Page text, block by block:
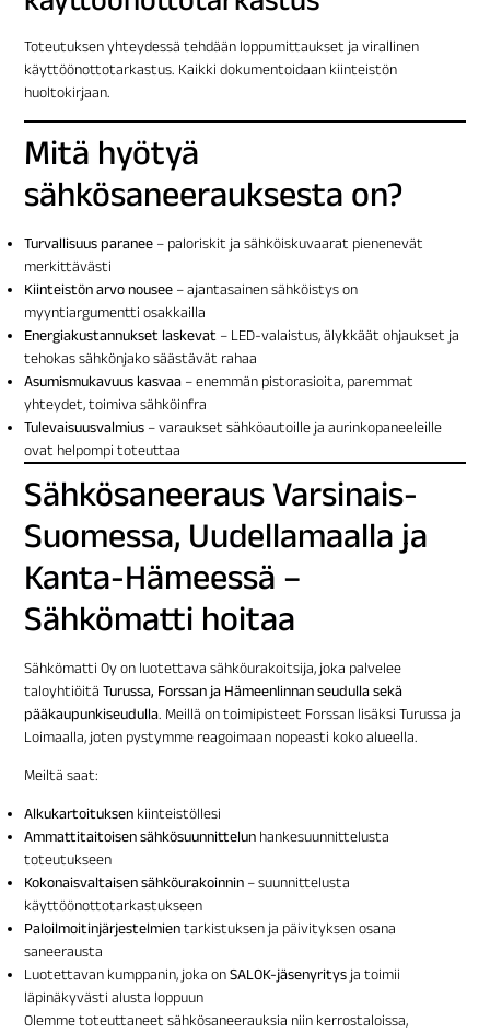
Toteutuksen yhteydessä tehdään loppumittaukset ja virallinen
käyttöönottotarkastus. Kaikki dokumentoidaan kiinteistön
huoltokirjaan.
Mitä hyötyä
sähkösaneerauksesta on?
Turvallisuus paranee – paloriskit ja sähköiskuvaarat pienenevät
merkittävästi
Kiinteistön arvo nousee – ajantasainen sähköistys on
myyntiargumentti osakkailla
Energiakustannukset laskevat – LED-valaistus, älykkäät ohjaukset ja
tehokas sähkönjako säästävät rahaa
Asumismukavuus kasvaa – enemmän pistorasioita, paremmat
yhteydet, toimiva sähköinfra
Tulevaisuusvalmius – varaukset sähköautoille ja aurinkopaneeleille
ovat helpompi toteuttaa
Sähkösaneeraus Varsinais-
Suomessa, Uudellamaalla ja
Kanta-Hämeessä –
Sähkömatti hoitaa
Sähkömatti Oy on luotettava sähköurakoitsija, joka palvelee
taloyhtiöitäTurussa, Forssan ja Hämeenlinnan seudulla sekä
pääkaupunkiseudulla. Meillä on toimipisteet Forssan lisäksi Turussa ja
Loimaalla, joten pystymme reagoimaan nopeasti koko alueella.
Meiltä saat:
Alkukartoituksen kiinteistöllesi
Ammattitaitoisen sähkösuunnittelun hankesuunnittelusta
toteutukseen
Kokonaisvaltaisen sähköurakoinnin – suunnittelusta
käyttöönottotarkastukseen
Paloilmoitinjärjestelmientarkistuksen ja päivityksen osana
saneerausta
Luotettavan kumppanin, joka onSALOK-jäsenyritys ja toimii
läpinäkyvästi alusta loppuun
Olemme toteuttaneet sähkösaneerauksia niin kerrostaloissa,